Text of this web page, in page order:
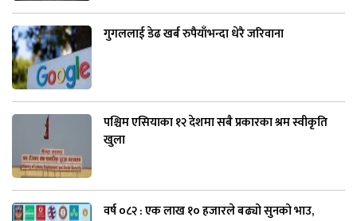
गुगललाई डेढ खर्ब रुपैयाँभन्दा धेरै जरिवाना
पश्चिम एसियाका १२ देशमा सबै प्रकारका श्रम स्वीकृति
खुला
वर्ष ०८२ : एक लाख १० हजारले बढ्यो सुनको भाउ,